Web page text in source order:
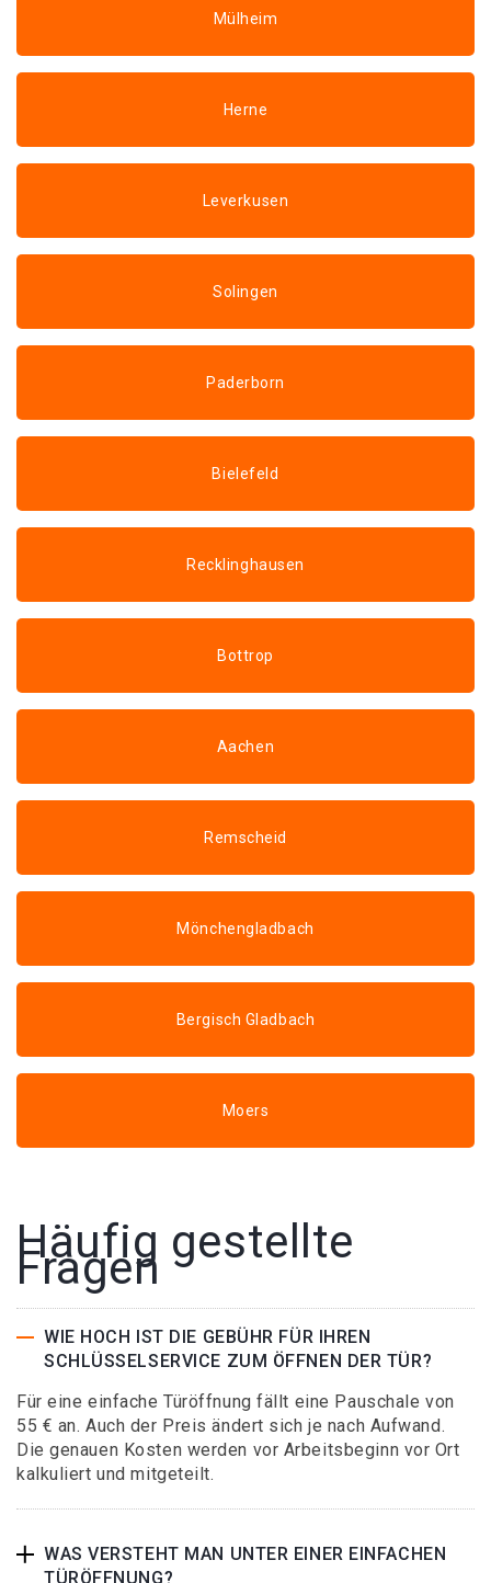
Mülheim
Herne
Leverkusen
Solingen
Paderborn
Bielefeld
Recklinghausen
Bottrop
Aachen
Remscheid
Mönchengladbach
Bergisch Gladbach
Moers
Häufig gestellte
Fragen
WIE HOCH IST DIE GEBÜHR FÜR IHREN
SCHLÜSSELSERVICE ZUM ÖFFNEN DER TÜR?
Für eine einfache Türöffnung fällt eine Pauschale von
55 € an. Auch der Preis ändert sich je nach Aufwand.
Die genauen Kosten werden vor Arbeitsbeginn vor Ort
kalkuliert und mitgeteilt.
WAS VERSTEHT MAN UNTER EINER EINFACHEN
TÜRÖFFNUNG?